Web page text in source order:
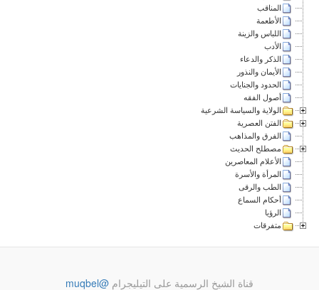
المناقب
الأطعمة
اللباس والزينة
الأدب
الذكر والدعاء
الأيمان والنذور
الحدود والجنايات
أصول الفقه
الولاية والسياسة الشرعية
الفتن العصرية
الفرق والمذاهب
مصطلح الحديث
الأعلام المعاصرين
المرأة والأسرة
الطب والرقى
أحكام السماع
الرؤيا
متفرقات
قناة الشيخ الرسمية على التيليجرام @muqbel